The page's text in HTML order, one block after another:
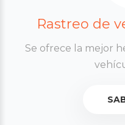
Rastreo de
Se ofrece la mejor